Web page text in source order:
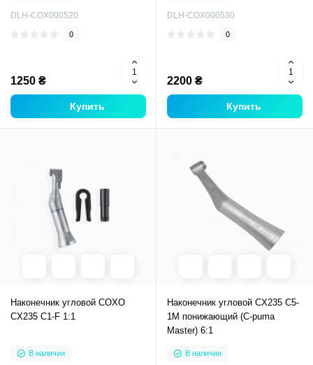
DLH-COX000520
0
1250 ₴
Купить
DLH-COX000530
0
2200 ₴
Купить
Наконечник угловой COXO
CX235 C1-F 1:1
В наличии
Наконечник угловой CX235 C5-
1M понижающий (C-puma
Master) 6:1
В наличии